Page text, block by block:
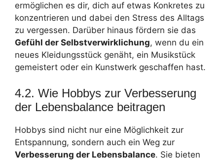
ermöglichen es dir, dich auf etwas Konkretes zu
konzentrieren und dabei den Stress des Alltags
zu vergessen. Darüber hinaus fördern sie das
Gefühl der Selbstverwirklichung, wenn du ein
neues Kleidungsstück genäht, ein Musikstück
gemeistert oder ein Kunstwerk geschaffen hast.
4.2. Wie Hobbys zur Verbesserung
der Lebensbalance beitragen
Hobbys sind nicht nur eine Möglichkeit zur
Entspannung, sondern auch ein Weg zur
Verbesserung der Lebensbalance. Sie bieten